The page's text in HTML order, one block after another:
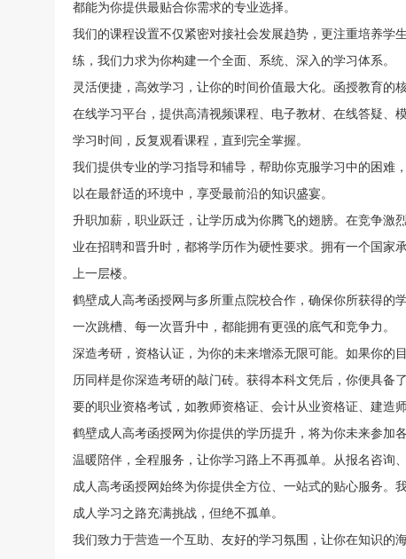
都能为你提供最贴合你需求的专业选择。
我们的课程设置不仅紧密对接社会发展趋势，更注重培养学
练，我们力求为你构建一个全面、系统、深入的学习体系。
灵活便捷，高效学习，让你的时间价值最大化。函授教育的
在线学习平台，提供高清视频课程、电子教材、在线答疑、
学习时间，反复观看课程，直到完全掌握。
我们提供专业的学习指导和辅导，帮助你克服学习中的困难
以在最舒适的环境中，享受最前沿的知识盛宴。
升职加薪，职业跃迁，让学历成为你腾飞的翅膀。在竞争激
业在招聘和晋升时，都将学历作为硬性要求。拥有一个国家
上一层楼。
鹤壁成人高考函授网与多所重点院校合作，确保你所获得的
一次跳槽、每一次晋升中，都能拥有更强的底气和竞争力。
深造考研，资格认证，为你的未来增添无限可能。如果你的
历同样是你深造考研的敲门砖。获得本科文凭后，你便具备
要的职业资格考试，如教师资格证、会计从业资格证、建造
鹤壁成人高考函授网为你提供的学历提升，将为你未来参加
温暖陪伴，全程服务，让你学习路上不再孤单。从报名咨询
成人高考函授网始终为你提供全方位、一站式的贴心服务。
成人学习之路充满挑战，但绝不孤单。
我们致力于营造一个互助、友好的学习氛围，让你在知识的